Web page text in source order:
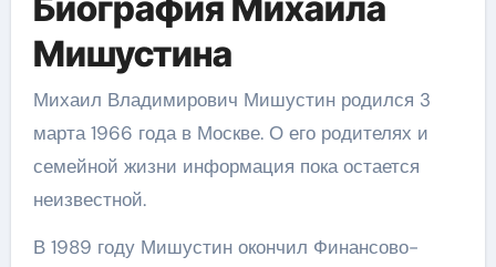
Мишустина
Михаил Владимирович Мишустин родился 3
марта 1966 года в Москве. О его родителях и
семейной жизни информация пока остается
неизвестной.
В 1989 году Мишустин окончил Финансово-